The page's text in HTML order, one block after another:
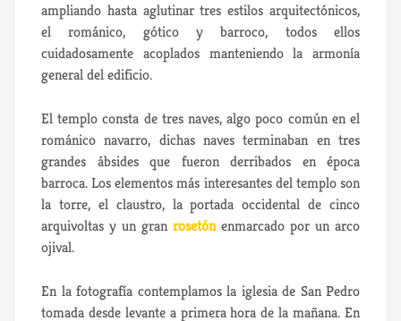
ampliando hasta aglutinar tres estilos arquitectónicos,
el románico, gótico y barroco, todos ellos
cuidadosamente acoplados manteniendo la armonía
general del edificio.
El templo consta de tres naves, algo poco común en el
románico navarro, dichas naves terminaban en tres
grandes ábsides que fueron derribados en época
barroca. Los elementos más interesantes del templo son
la torre, el claustro, la portada occidental de cinco
arquivoltas y un gran rosetónenmarcado por un arco
ojival.
En la fotografía contemplamos la iglesia de San Pedro
tomada desde levante a primera hora de la mañana. En